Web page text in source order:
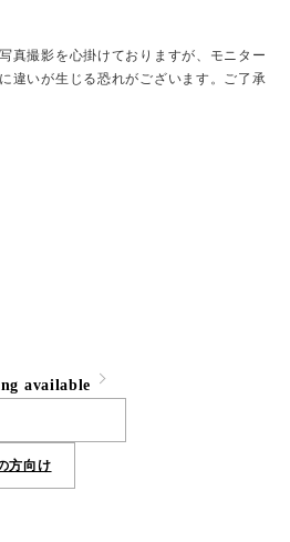
真撮影を心掛けておりますが、モニター
違いが生じる恐れがございます。ご了承
available
方向け